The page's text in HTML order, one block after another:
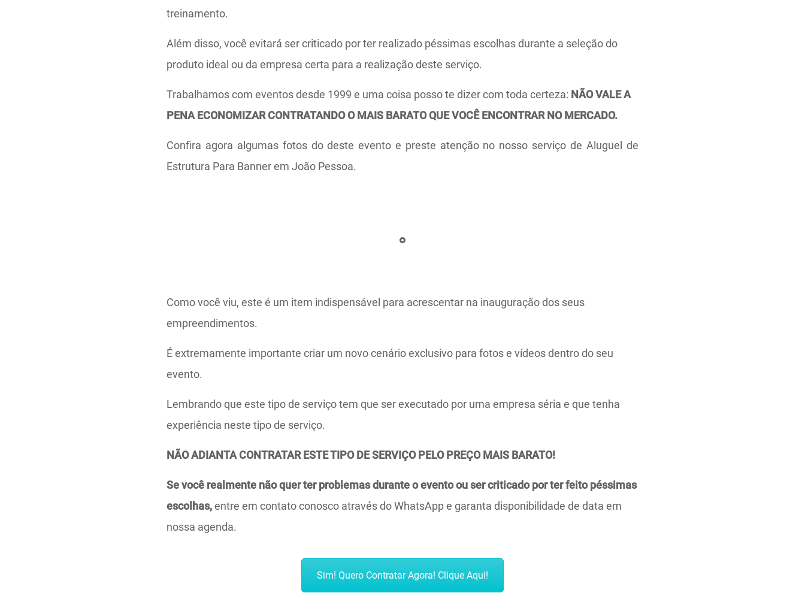
treinamento.
Além disso, você evitará ser criticado por ter realizado péssimas escolhas durante a seleção do
produto ideal ou da empresa certa para a realização deste serviço.
Trabalhamos com eventos desde 1999 e uma coisa posso te dizer com toda certeza: NÃO VALE A
PENA ECONOMIZAR CONTRATANDO O MAIS BARATO QUE VOCÊ ENCONTRAR NO MERCADO.
Confira agora algumas fotos do deste evento e preste atenção no nosso serviço de Aluguel de
Estrutura Para Banner em João Pessoa.
Como você viu, este é um item indispensável para acrescentar na inauguração dos seus
empreendimentos.
É extremamente importante criar um novo cenário exclusivo para fotos e vídeos dentro do seu
evento.
Lembrando que este tipo de serviço tem que ser executado por uma empresa séria e que tenha
experiência neste tipo de serviço.
NÃO ADIANTA CONTRATAR ESTE TIPO DE SERVIÇO PELO PREÇO MAIS BARATO!
Se você realmente não quer ter problemas durante o evento ou ser criticado por ter feito péssimas
escolhas,entre em contato conosco através do WhatsApp e garanta disponibilidade de data em
nossa agenda.
Sim! Quero Contratar Agora! Clique Aqui!